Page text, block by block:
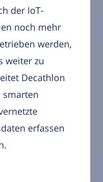
der IoT-
noch mehr
werden,
weiter zu
Decathlon
smarten
erfassen